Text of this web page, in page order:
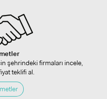
şehrindeki firmaları incele,
teklifi al.